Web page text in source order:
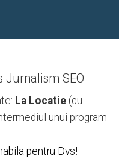
Jurnalism SEO
La Locatie (cu
unui program
pentru Dvs!